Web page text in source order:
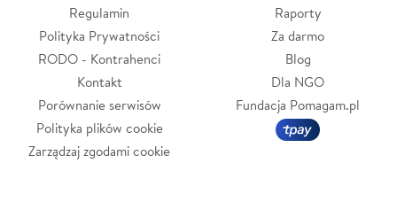
Regulamin
Polityka Prywatności
RODO - Kontrahenci
Kontakt
Porównanie serwisów
Polityka plików cookie
Zarządzaj zgodami cookie
Raporty
Za darmo
Blog
Dla NGO
Fundacja Pomagam.pl